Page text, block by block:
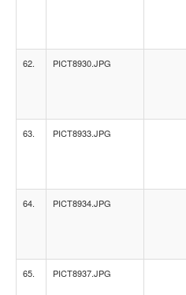
62. PICT8930.JPG
63. PICT8933.JPG
64. PICT8934.JPG
65. PICT8937.JPG